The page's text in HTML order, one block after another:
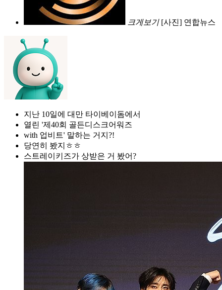
크게보기 [사진] 연합뉴스
지난 10일에 대만 타이베이돔에서
열린 '제40회 골든디스크어워즈
with 업비트' 말하는 거지?!
당연히 봤지ㅎㅎ
스트레이키즈가 상받은 거 봤어?